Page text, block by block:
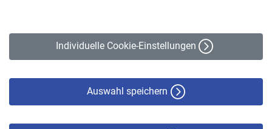
Individuelle Cookie-Einstellungen
Auswahl speichern
Erklärung zur Barrierefreiheit